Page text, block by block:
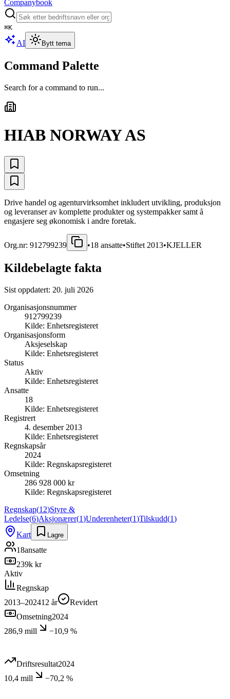
Companybook
⌘K
AI Bytt tema
Command Palette
Search for a command to run...
HIAB NORWAY AS
Drive handel og agenturvirksomhet inkludert utvikling, produksjon
og leveranser av komplette produkter og systempakker samt å
engasjere seg økonomisk i andre foretak.
Org.nr: 912799239 •18 ansatte•Stiftet 2013•KJELLER
Kildebelagte fakta
Sist oppdatert: 20. juli 2026
Organisasjonsnummer
912799239
Kilde: Enhetsregisteret
Organisasjonsform
Aksjeselskap
Kilde: Enhetsregisteret
Status
Aktiv
Kilde: Enhetsregisteret
Ansatte
18
Kilde: Enhetsregisteret
Registrert
4. desember 2013
Kilde: Enhetsregisteret
Regnskapsår
2024
Kilde: Regnskapsregisteret
Omsetning
286 928 000 kr
Kilde: Regnskapsregisteret
Regnskap(12)Styre &
Ledelse(6)Aksjonærer(1)Underenheter(1)Tilskudd(1)
Kart
Lagre
18ansatte
239k kr
Aktiv
Regnskap
2013–202412 år
Revidert
Omsetning2024
286,9 mill
−10,9 %
Driftsresultat2024
10,4 mill
−70,2 %